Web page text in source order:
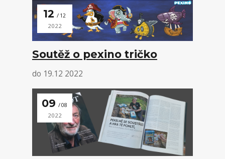
12 12
2022
Soutěž o pexino tričko
do 19.12 2022
09 08
2022